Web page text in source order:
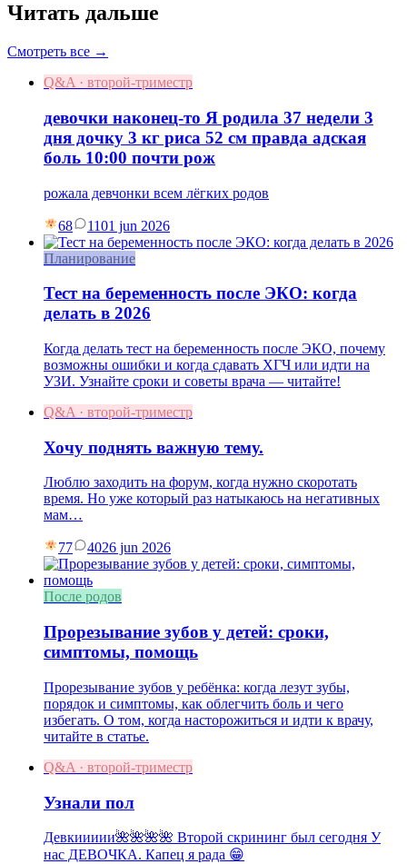
Читать дальше
Смотреть все →
Q&A · второй-триместр
девочки наконец-то Я родила 37 недели 3
дня дочку 3 кг риса 52 см правда адская
боль 10:00 почти рож
рожала девчонки всем лёгких родов
68 1101 jun 2026
Планирование
Тест на беременность после ЭКО: когда
делать в 2026
Когда делать тест на беременность после ЭКО, почему
возможны ошибки и когда сдавать ХГЧ или идти на
УЗИ. Узнайте сроки и советы врача — читайте!
Q&A · второй-триместр
Хочу поднять важную тему.
Люблю заходить на форум, когда нужно скоротать
время. Но уже который раз натыкаюсь на негативных
мам…
77 4026 jun 2026
После родов
Прорезывание зубов у детей: сроки,
симптомы, помощь
Прорезывание зубов у ребёнка: когда лезут зубы,
порядок и симптомы, как облегчить боль и чего
избегать. О том, когда насторожиться и идти к врачу,
читайте в статье.
Q&A · второй-триместр
Узнали пол
Девкиииии🌺🌺🌺🌺 Второй скрининг был сегодня У
нас ДЕВОЧКА. Капец я рада 😁